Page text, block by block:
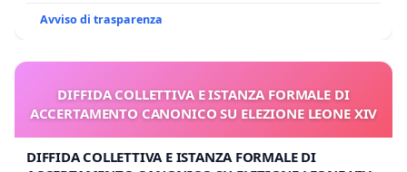
Avviso di trasparenza
DIFFIDA COLLETTIVA E ISTANZA FORMALE DI
ACCERTAMENTO CANONICO SU ELEZIONE LEONE XIV
DIFFIDA COLLETTIVA E ISTANZA FORMALE DI